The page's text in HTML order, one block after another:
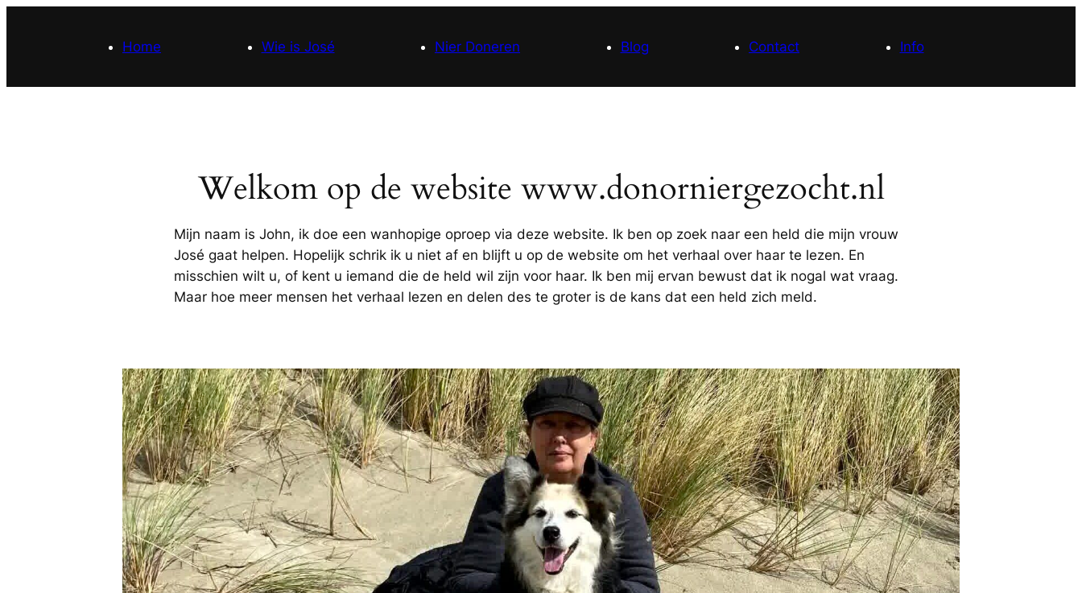
Home Wie is José Nier Doneren Blog Contact Info
Welkom op de website www.donorniergezocht.nl
Mijn naam is John, ik doe een wanhopige oproep via deze website. Ik ben op zoek naar een held die mijn vrouw
José gaat helpen. Hopelijk schrik ik u niet af en blijft u op de website om het verhaal over haar te lezen. En
misschien wilt u, of kent u iemand die de held wil zijn voor haar. Ik ben mij ervan bewust dat ik nogal wat vraag.
Maar hoe meer mensen het verhaal lezen en delen des te groter is de kans dat een held zich meld.